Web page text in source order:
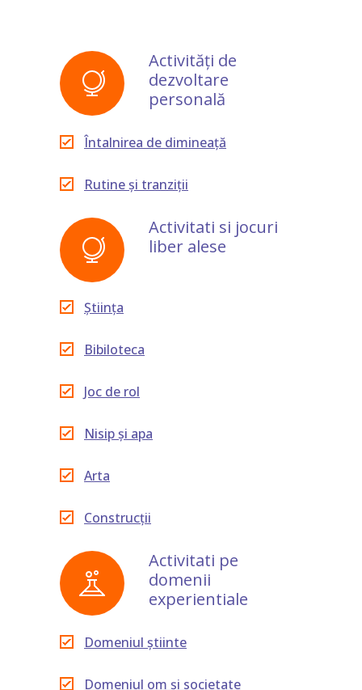
Activități de
dezvoltare
personală
Întalnirea de dimineață
Rutine și tranziții
Activitati si jocuri
liber alese
Știința
Bibiloteca
Joc de rol
Nisip și apa
Arta
Construcții
Activitati pe
domenii
experientiale
Domeniul știinte
Domeniul om și societate